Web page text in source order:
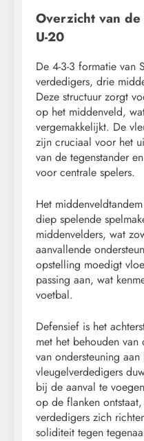
Overzicht van
U-20
De 4-3-3 formatie van
verdedigers, drie
Deze structuur zorgt
op het middenveld,
vergemakkelijkt. De
zijn cruciaal voor het
van de tegenstander
voor centrale spelers.
Het
diep spelende
middenvelders, wat
aanvallende
opstelling moedigt
passing aan, wat
voetbal.
Defensief is het
met het behouden
van ondersteuning
vleugelverdedigers
bij de aanval te
op de flanken
verdedigers zich
soliditeit tegen